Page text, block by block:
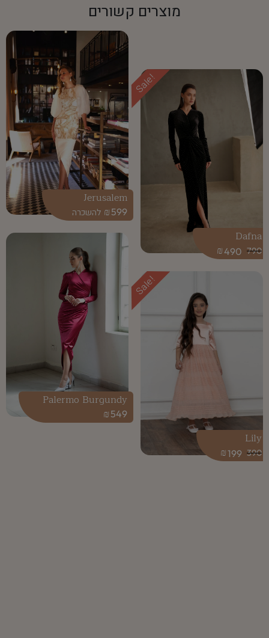
מוצרים קשורים
Sale!
790
490
₪
Dafna
599
₪
Jerusalem
Sale!
390
199
₪
Lily
549
₪
Palermo Burgundy